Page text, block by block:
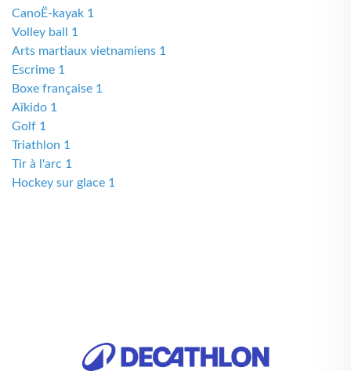
CanoË-kayak 1
Volley ball 1
Arts martiaux vietnamiens 1
Escrime 1
Boxe française 1
Aïkido 1
Golf 1
Triathlon 1
Tir à l'arc 1
Hockey sur glace 1